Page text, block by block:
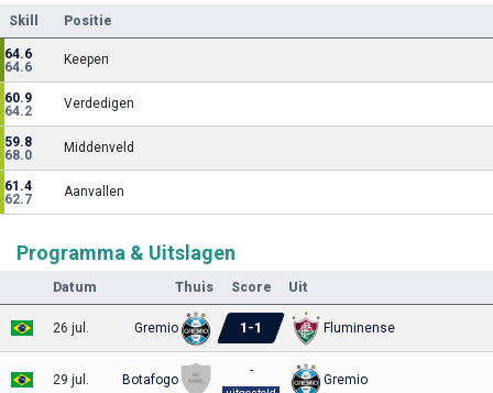
Skill Positie
64.6
64.6
Keepen
60.9
64.2
Verdedigen
59.8
68.0
Middenveld
61.4
62.7
Aanvallen
Programma & Uitslagen
Datum Thuis Score Uit
26 jul. Gremio 1 -1 Fluminense
29 jul. Botafogo
-
Gremio